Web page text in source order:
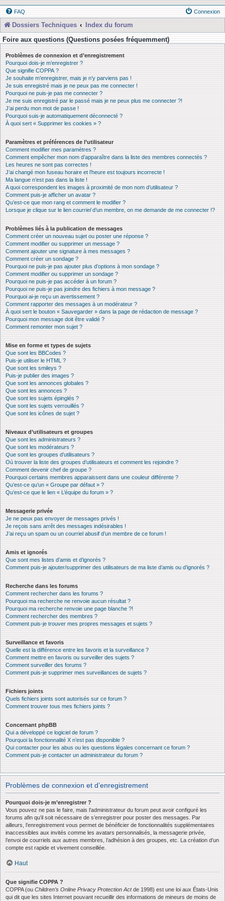
FAQ Connexion
Dossiers Techniques
Index du forum
Foire aux questions (Questions posées fréquemment)
Problèmes de connexion et d’enregistrement
Pourquoi dois-je m’enregistrer ?
Que signifie COPPA ?
Je souhaite m’enregistrer, mais je n’y parviens pas !
Je suis enregistré mais je ne peux pas me connecter !
Pourquoi ne puis-je pas me connecter ?
Je me suis enregistré par le passé mais je ne peux plus me connecter ?!
J’ai perdu mon mot de passe !
Pourquoi suis-je automatiquement déconnecté ?
À quoi sert « Supprimer les cookies » ?
Paramètres et préférences de l’utilisateur
Comment modifier mes paramètres ?
Comment empêcher mon nom d’apparaître dans la liste des membres connectés ?
Les heures ne sont pas correctes !
J’ai changé mon fuseau horaire et l’heure est toujours incorrecte !
Ma langue n’est pas dans la liste !
A quoi correspondent les images à proximité de mon nom d’utilisateur ?
Comment puis-je afficher un avatar ?
Qu’est-ce que mon rang et comment le modifier ?
Lorsque je clique sur le lien courrield’un membre, on me demande de me connecter !?
Problèmes liés à la publication de messages
Comment créer un nouveau sujet ou poster une réponse ?
Comment modifier ou supprimer un message ?
Comment ajouter une signature à mes messages ?
Comment créer un sondage ?
Pourquoi ne puis-je pas ajouter plus d’options à mon sondage ?
Comment modifier ou supprimer un sondage ?
Pourquoi ne puis-je pas accéder à un forum ?
Pourquoi ne puis-je pas joindre des fichiers à mon message ?
Pourquoi ai-je reçu un avertissement ?
Comment rapporter des messages à un modérateur ?
À quoi sert le bouton « Sauvegarder » dans la page de rédaction de message ?
Pourquoi mon message doit être validé ?
Comment remonter mon sujet ?
Mise en forme et types de sujets
Que sont les BBCodes ?
Puis-je utiliser le HTML ?
Que sont les smileys ?
Puis-je publier des images ?
Que sont les annonces globales ?
Que sont les annonces ?
Que sont les sujets épinglés ?
Que sont les sujets verrouillés ?
Que sont les icônes de sujet ?
Niveaux d’utilisateurs et groupes
Que sont les administrateurs ?
Que sont les modérateurs ?
Que sont les groupes d’utilisateurs ?
Où trouver la liste des groupes d’utilisateurs et comment les rejoindre ?
Comment devenir chef de groupe ?
Pourquoi certains membres apparaissent dans une couleur différente ?
Qu’est-ce qu’un « Groupe par défaut » ?
Qu’est-ce que le lien « L’équipe du forum » ?
Messagerie privée
Je ne peux pas envoyer de messages privés !
Je reçois sans arrêt des messages indésirables !
J’ai reçu un spam ou un courriel abusif d’un membre de ce forum !
Amis et ignorés
Que sont mes listes d’amis et d’ignorés ?
Comment puis-je ajouter/supprimer des utilisateurs de ma liste d’amis ou d’ignorés ?
Recherche dans les forums
Comment rechercher dans les forums ?
Pourquoi ma recherche ne renvoie aucun résultat ?
Pourquoi ma recherche renvoie une page blanche ?!
Comment rechercher des membres ?
Comment puis-je trouver mes propres messages et sujets ?
Surveillance et favoris
Quelle est la différence entre les favoris et la surveillance ?
Comment mettre en favoris ou surveiller des sujets ?
Comment surveiller des forums ?
Comment puis-je supprimer mes surveillances de sujets ?
Fichiers joints
Quels fichiers joints sont autorisés sur ce forum ?
Comment trouver tous mes fichiers joints ?
Concernant phpBB
Qui a développé ce logiciel de forum ?
Pourquoi la fonctionnalité X n’est pas disponible ?
Qui contacter pour les abus ou les questions légales concernant ce forum ?
Comment puis-je contacter un administrateur du forum ?
Problèmes de connexion et d’enregistrement
Pourquoi dois-je m’enregistrer ?
Vous pouvez ne pas le faire, mais l’administrateur du forum peut avoir configuré les
forums afin qu’il soit nécessaire de s’enregistrer pour poster des messages. Par
ailleurs, l’enregistrement vous permet de bénéficier de fonctionnalités supplémentaires
inaccessibles aux invités comme les avatars personnalisés, la messagerie privée,
l’envoi de courriels aux autres membres, l’adhésion à des groupes, etc. La création d’un
compte est rapide et vivement conseillée.
Haut
Que signifie COPPA ?
COPPA (ou Children’s Online Privacy Protection Actde 1998) est une loi aux États-Unis
qui dit que les sites Internet pouvant recueillir des informations de mineurs de moins de